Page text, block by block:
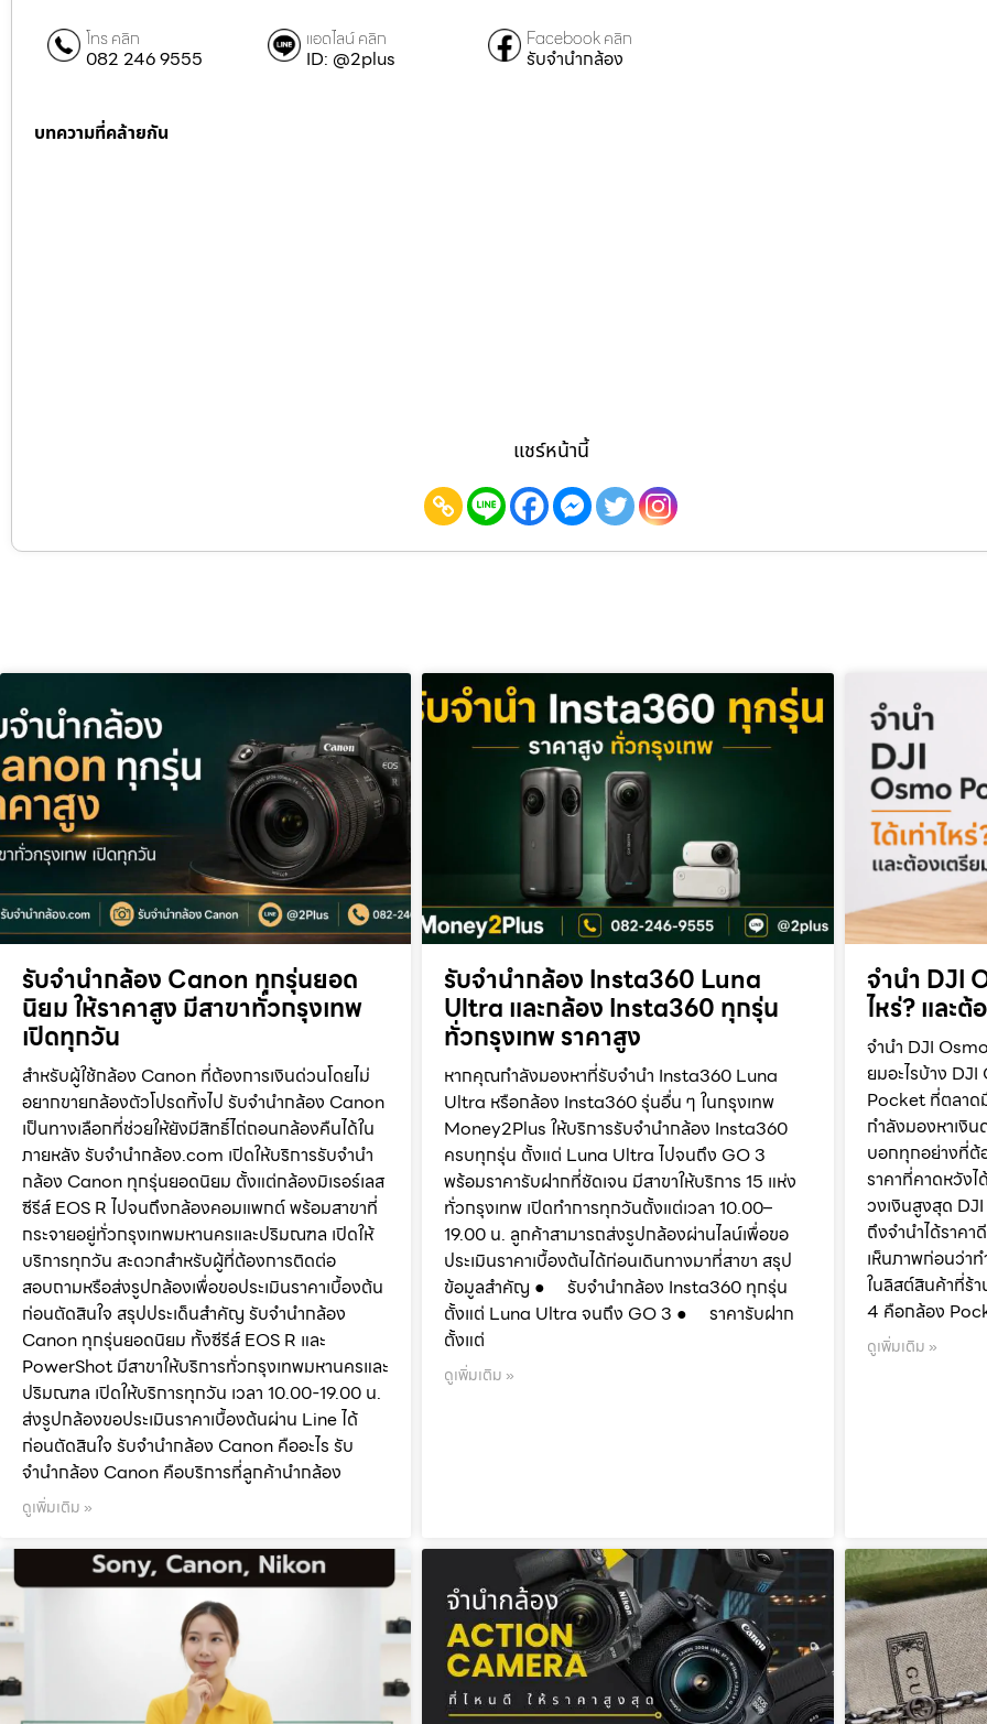
โทร คลิก
082 246 9555
แอดไลน์ คลิก
ID: @2plus
Facebook คลิก
รับจำนำกล้อง
บทความที่คล้ายกัน
แชร์หน้านี้
รับจำนำกล้อง Canon ทุกรุ่นยอด
นิยม ให้ราคาสูง มีสาขาทั่วกรุงเทพ
เปิดทุกวัน
สำหรับผู้ใช้กล้อง Canon ที่ต้องการเงินด่วนโดยไม่
อยากขายกล้องตัวโปรดทิ้งไป รับจำนำกล้อง Canon
เป็นทางเลือกที่ช่วยให้ยังมีสิทธิ์ไถ่ถอนกล้องคืนได้ใน
ภายหลัง รับจำนำกล้อง.com เปิดให้บริการรับจำนำ
กล้อง Canon ทุกรุ่นยอดนิยม ตั้งแต่กล้องมิเรอร์เลส
ซีรีส์ EOS R ไปจนถึงกล้องคอมแพกต์ พร้อมสาขาที่
กระจายอยู่ทั่วกรุงเทพมหานครและปริมณฑล เปิดให้
บริการทุกวัน สะดวกสำหรับผู้ที่ต้องการติดต่อ
สอบถามหรือส่งรูปกล้องเพื่อขอประเมินราคาเบื้องต้น
ก่อนตัดสินใจ สรุปประเด็นสำคัญ รับจำนำกล้อง
Canon ทุกรุ่นยอดนิยม ทั้งซีรีส์ EOS R และ
PowerShot มีสาขาให้บริการทั่วกรุงเทพมหานครและ
ปริมณฑล เปิดให้บริการทุกวัน เวลา 10.00-19.00 น.
ส่งรูปกล้องขอประเมินราคาเบื้องต้นผ่าน Line ได้
ก่อนตัดสินใจ รับจำนำกล้อง Canon คืออะไร รับ
จำนำกล้อง Canon คือบริการที่ลูกค้านำกล้อง
ดูเพิ่มเติม »
รับจำนำกล้อง Insta360 Luna
Ultra และกล้อง Insta360 ทุกรุ่น
ทั่วกรุงเทพ ราคาสูง
หากคุณกำลังมองหาที่รับจำนำ Insta360 Luna
Ultra หรือกล้อง Insta360 รุ่นอื่น ๆ ในกรุงเทพ
Money2Plus ให้บริการรับจำนำกล้อง Insta360
ครบทุกรุ่น ตั้งแต่ Luna Ultra ไปจนถึง GO 3
พร้อมราคารับฝากที่ชัดเจน มีสาขาให้บริการ 15 แห่ง
ทั่วกรุงเทพ เปิดทำการทุกวันตั้งแต่เวลา 10.00–
19.00 น. ลูกค้าสามารถส่งรูปกล้องผ่านไลน์เพื่อขอ
ประเมินราคาเบื้องต้นได้ก่อนเดินทางมาที่สาขา สรุป
ข้อมูลสำคัญ ● รับจำนำกล้อง Insta360 ทุกรุ่น
ตั้งแต่ Luna Ultra จนถึง GO 3 ● ราคารับฝาก
ตั้งแต่
ดูเพิ่มเติม »
จำนำ DJI
ไหร่? และต้
จำนำ DJI
ยมอะไรบ้าง
Pocket ที่ตลาด
กำลังมองหาเงิ
บอกทุกอย่างที่ต้
ราคาที่คาดหวังไ
วงเงินสูงสุด
ถึงจำนำได้ราค
เห็นภาพก่อนว่า
ในลิสต์สินค้าที่ร้
4 คือกล้อง
ดูเพิ่มเติม »